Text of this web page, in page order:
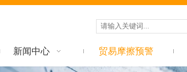
新闻中心 贸易摩擦预警